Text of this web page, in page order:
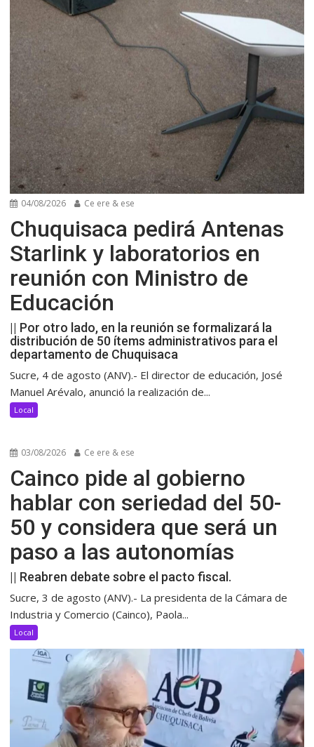
04/08/2026 Ce ere & ese
Chuquisaca pedirá Antenas
Starlink y laboratorios en
reunión con Ministro de
Educación
|| Por otro lado, en la reunión se formalizará la
distribución de 50 ítems administrativos para el
departamento de Chuquisaca
Sucre, 4 de agosto (ANV).- El director de educación, José
Manuel Arévalo, anunció la realización de...
Local
03/08/2026 Ce ere & ese
Cainco pide al gobierno
hablar con seriedad del 50-
50 y considera que será un
paso a las autonomías
|| Reabren debate sobre el pacto fiscal.
Sucre, 3 de agosto (ANV).- La presidenta de la Cámara de
Industria y Comercio (Cainco), Paola...
Local